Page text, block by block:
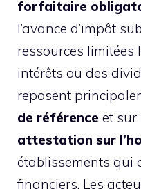
forfaitaire
l’avance d’impôt
ressources limitées
intérêts ou des
reposent
de référence et sur
attestation sur
établissements qui
financiers. Les